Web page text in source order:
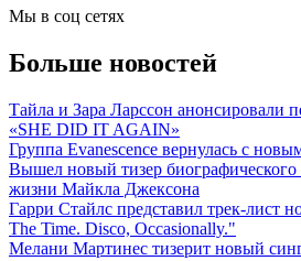
Мы в соц сетях
Больше новостей
Тайла и Зара Ларссон анонсировали
«SHE DID IT AGAIN»
Группа Evanescence вернулась с
Вышел новый тизер
жизни Майкла Джексона
Гарри Стайлс представил трек-лист
The Time. Disco, Occasionally."
Мелани Мартинес тизерит новый